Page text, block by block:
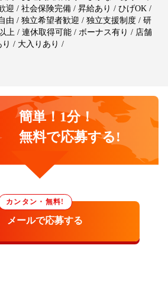
迎 / 社会保険完備 / 昇給あり / ひげOK /
由 / 独立希望者歓迎 / 独立支援制度 / 研
上 / 連休取得可能 / ボーナス有り / 店舗
り / 大入りあり /
簡単！1分！
無料で応募する!
カンタン・無料!